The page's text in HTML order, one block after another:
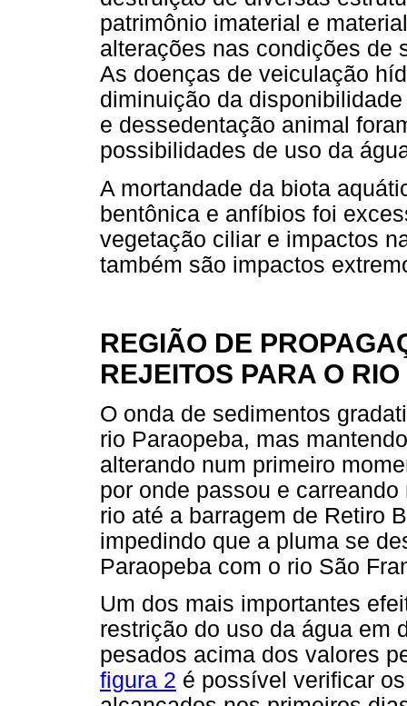
patrimônio imaterial e
alterações nas condições de
As doenças de veiculação
diminuição da
e dessedentação animal
possibilidades de uso da
A mortandade da biota
bentônica e anfíbios foi
vegetação ciliar e impactos
também são impactos
REGIÃO DE
REJEITOS PARA O
O onda de sedimentos
rio Paraopeba, mas
alterando num primeiro
por onde passou e
rio até a barragem de Retiro
impedindo que a pluma se
Paraopeba com o rio São
Um dos mais importantes
restrição do uso da água em
pesados acima dos valores
figura 2 é possível verificar